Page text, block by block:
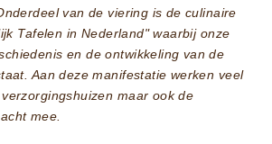
van de viering is de culinaire
Tafelen in Nederland" waarbij onze
en de ontwikkeling van de
Aan deze manifestatie werken veel
maar ook de
mee.